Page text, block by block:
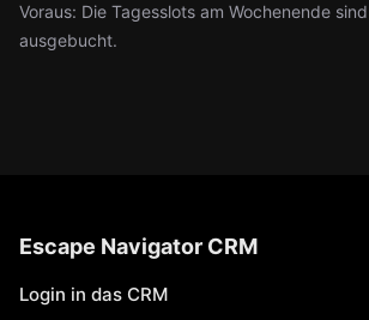
Voraus: Die Tagesslots am Wochenende
ausgebucht.
Escape Navigator CRM
Login in das CRM